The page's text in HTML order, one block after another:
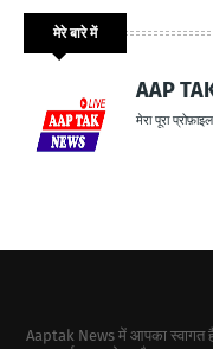
मेरे बारे में
AAP
मेरा पूरा
Aaptak News में आपका स्वागत